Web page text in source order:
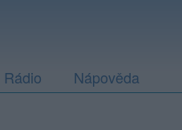
Nápověda